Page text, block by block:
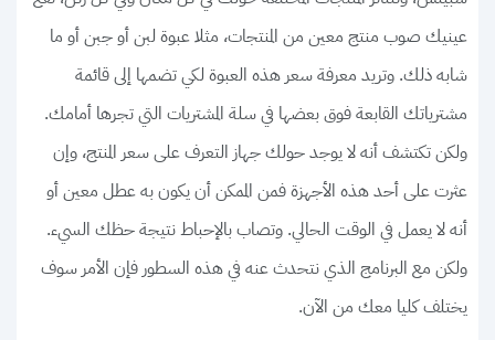
عينيك صوب منتج معين من المنتجات، مثلا عبوة لبن أو جبن أو ما
شابه ذلك. وتريد معرفة سعر هذه العبوة لكي تضمها إلى قائمة
مشترياتك القابعة فوق بعضها في سلة المشتريات التي تجرها أمامك.
ولكن تكتشف أنه لا يوجد حولك جهاز التعرف على سعر المنتج، وإن
عثرت على أحد هذه الأجهزة فمن الممكن أن يكون به عطل معين أو
أنه لا يعمل في الوقت الحالي. وتصاب بالإحباط نتيجة حظك السيء.
ولكن مع البرنامج الذي نتحدث عنه في هذه السطور فإن الأمر سوف
يختلف كليا معك من الآن.